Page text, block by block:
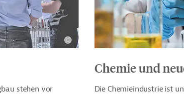
stehen vor
Chemie und
Die Chemieindustrie ist